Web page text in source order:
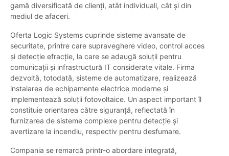
gamă diversificată de clienți, atât individuali, cât și din
mediul de afaceri.
Oferta Logic Systems cuprinde sisteme avansate de
securitate, printre care supraveghere video, control acces
și detecție efracție, la care se adaugă soluții pentru
comunicații și infrastructură IT considerate vitale. Firma
dezvoltă, totodată, sisteme de automatizare, realizează
instalarea de echipamente electrice moderne și
implementează soluții fotovoltaice. Un aspect important îl
constituie orientarea către siguranță, reflectată în
furnizarea de sisteme complexe pentru detecție și
avertizare la incendiu, respectiv pentru desfumare.
Compania se remarcă printr-o abordare integrată,